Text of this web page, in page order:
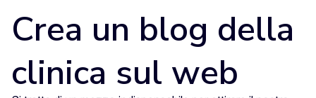
Crea un blog della
clinica sul web